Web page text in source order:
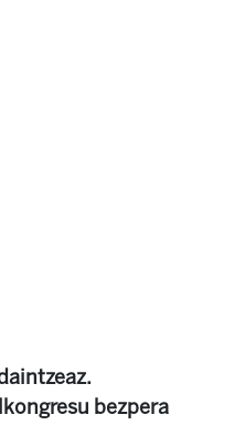
bezpera